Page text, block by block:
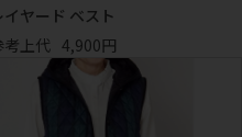
イヤード ベスト
考上代 4,900円